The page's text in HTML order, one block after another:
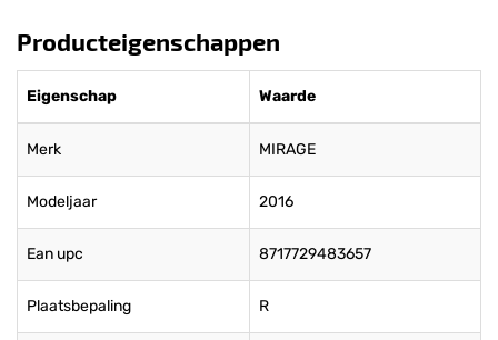
Producteigenschappen
Eigenschap Waarde
Merk MIRAGE
Modeljaar 2016
Ean upc 8717729483657
Plaatsbepaling R